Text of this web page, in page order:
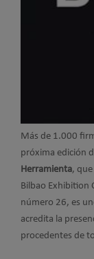
Más de 1.000
próxima edición
Herramienta,
Bilbao Exhibition
número 26, es
acredita la
procedentes de